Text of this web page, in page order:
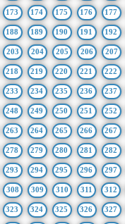
173 174 175 176 177
188 189 190 191 192
203 204 205 206 207
218 219 220 221 222
233 234 235 236 237
248 249 250 251 252
263 264 265 266 267
278 279 280 281 282
293 294 295 296 297
308 309 310 311 312
323 324 325 326 327